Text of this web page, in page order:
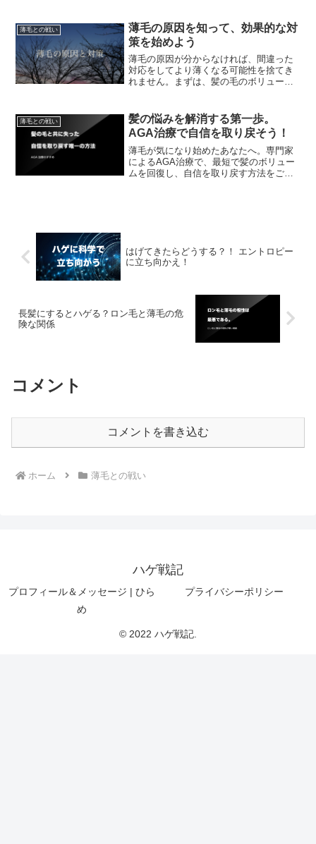
薄毛との戦い
薄毛の原因を知って、効果的な対
策を始めよう
薄毛の原因が分からなければ、間違った
対応をしてより薄くなる可能性を捨てき
れません。まずは、髪の毛のボリューム
できます。
薄毛との戦い
髪の悩みを解消する第一歩。
AGA治療で自信を取り戻そう！
薄毛が気になり始めたあなたへ。専門家
によるAGA治療で、最短で髪のボリュー
ムを回復し、自信を取り戻す方法をご提
はげてきたらどうする？！ エントロピー
に立ち向かえ！
長髪にするとハゲる？ロン毛と薄毛の危
険な関係
コメント
コメントを書き込む
ホーム 薄毛との戦い
ハゲ戦記
プロフィール＆メッセージ | ひら
め
プライバシーポリシー
© 2022 ハゲ戦記.